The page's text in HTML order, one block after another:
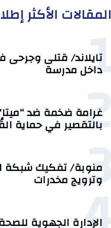
المقالات الأكثر
1
تايلاند/ قتلى وجرحى
داخل مدرسة
2
غرامة ضخمة ضد
بالتقصير في حماية
3
منوبة/ تفكيك شبكة
وترويج مخدرات
الإدارة الجهوية